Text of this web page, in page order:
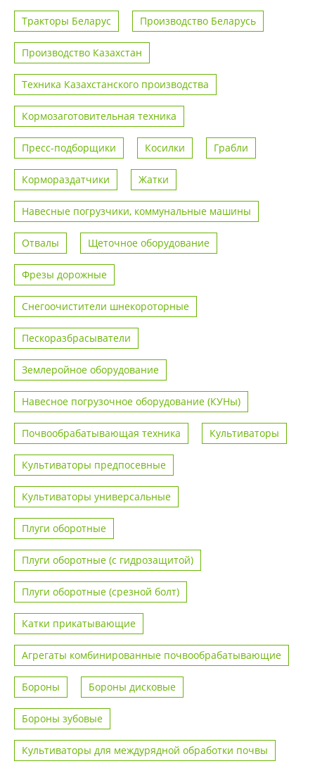
Тракторы Беларус Производство Беларусь
Производство Казахстан
Техника Казахстанского производства
Кормозаготовительная техника
Пресс-подборщики Косилки Грабли
Кормораздатчики Жатки
Навесные погрузчики, коммунальные машины
Отвалы Щеточное оборудование
Фрезы дорожные
Снегоочистители шнекороторные
Пескоразбрасыватели
Землеройное оборудование
Навесное погрузочное оборудование (КУНы)
Почвообрабатывающая техника Культиваторы
Культиваторы предпосевные
Культиваторы универсальные
Плуги оборотные
Плуги оборотные (с гидрозащитой)
Плуги оборотные (срезной болт)
Катки прикатывающие
Агрегаты комбинированные почвообрабатывающие
Бороны Бороны дисковые
Бороны зубовые
Культиваторы для междурядной обработки почвы